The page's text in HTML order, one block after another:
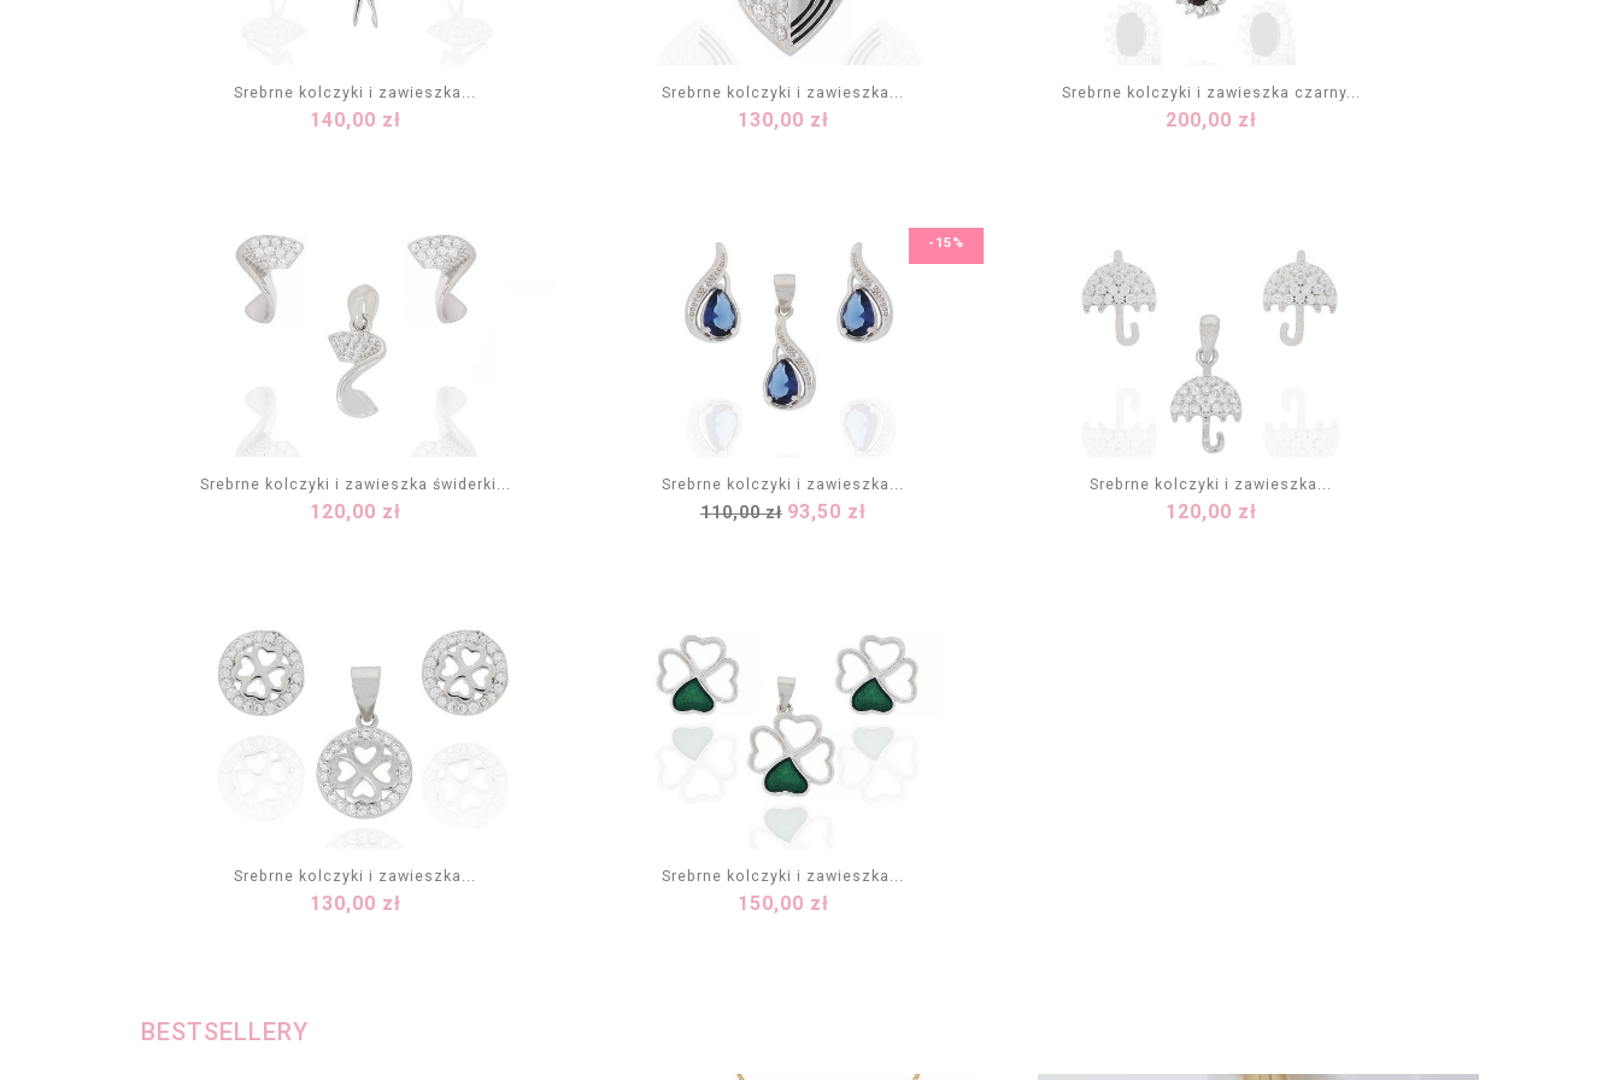
Srebrne kolczyki i zawieszka...
Cena
140,00 zł
DODAJ DO KOSZYKA
Srebrne kolczyki i zawieszka...
Cena
130,00 zł
DODAJ DO KOSZYKA
Srebrne kolczyki i zawieszka czarny...
Cena
200,00 zł
DODAJ DO KOSZYKA
Srebrne kolczyki i zawieszka świderki...
Cena
120,00 zł
DODAJ DO KOSZYKA
Srebrne kolczyki i zawieszka...
Cena
110,00 zł Cena
93,50 zł
-15%
DODAJ DO KOSZYKA
Srebrne kolczyki i zawieszka...
Cena
120,00 zł
DODAJ DO KOSZYKA
Srebrne kolczyki i zawieszka...
Cena
130,00 zł
DODAJ DO KOSZYKA
Srebrne kolczyki i zawieszka...
Cena
150,00 zł
DODAJ DO KOSZYKA
BESTSELLERY